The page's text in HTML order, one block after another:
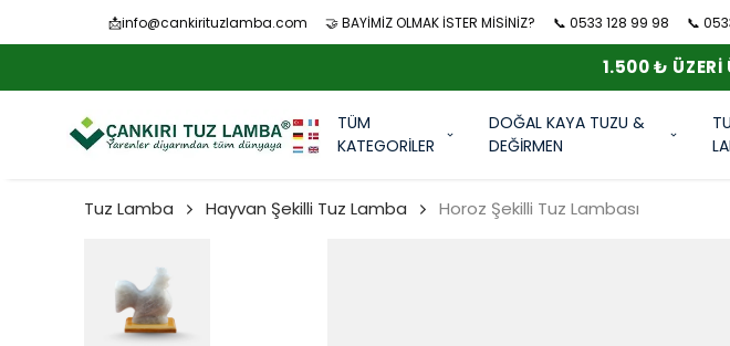
📩info@cankirituzlamba.com 🤝 BAYİMİZ OLMAK İSTER MİSİNİZ? 📞 0533 128 99 98 📞
1.500 ₺ ÜZERI
TÜM
KATEGORİLER
DOĞAL KAYA TUZU &
DEĞİRMEN
Tuz Lamba Hayvan Şekilli Tuz Lamba Horoz Şekilli Tuz Lambası